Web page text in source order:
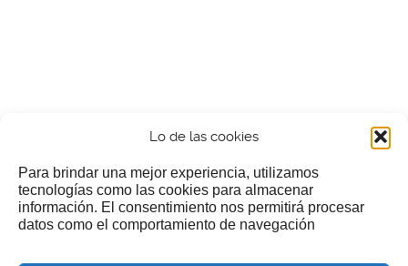
Lo de las cookies
Para brindar una mejor experiencia, utilizamos
tecnologías como las cookies para almacenar
información. El consentimiento nos permitirá procesar
datos como el comportamiento de navegación
¿Nos invitas a un cafecillo?